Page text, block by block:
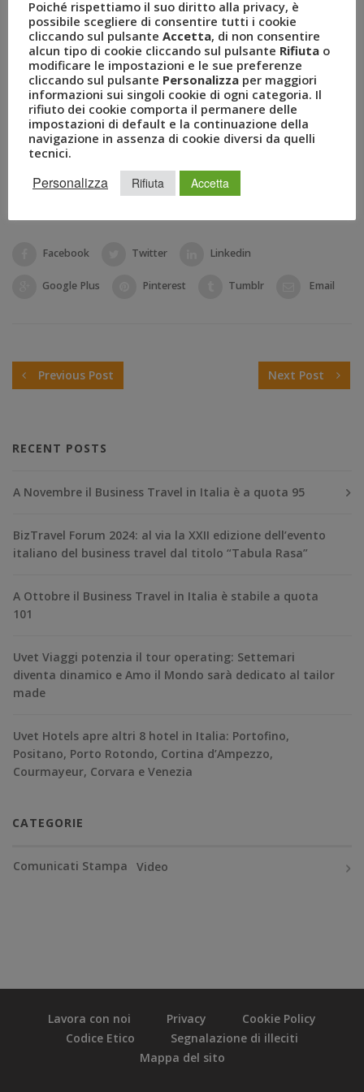
particolari. Ciò dimostra che, questa professione, genera
massima soddisfazione agli utenti e alle persone che la
svolgono convivendo, nel massimo rispetto, con i canali di
vendita più tradizionali.
Allegati
uvet_cs_pts GIUGNO - 20 giugno (803 kB)
Facebook Twitter Linkedin
Google Plus Pinterest Tumblr Email
Previous Post Next Post
RECENT POSTS
A Novembre il Business Travel in Italia è a quota 95
BizTravel Forum 2024: al via la XXII edizione dell’evento
italiano del business travel dal titolo “Tabula Rasa”
A Ottobre il Business Travel in Italia è stabile a quota
101
Uvet Viaggi potenzia il tour operating: Settemari
diventa dinamico e Amo il Mondo sarà dedicato al tailor
made
Uvet Hotels apre altri 8 hotel in Italia: Portofino,
Positano, Porto Rotondo, Cortina d’Ampezzo,
Courmayeur, Corvara e Venezia
CATEGORIE
Comunicati Stampa Video
Lavora con noi Privacy
Cookie Policy
Codice Etico
Segnalazione di illeciti
Mappa del sito
Poiché rispettiamo il suo diritto alla privacy, è
possibile scegliere di consentire tutti i cookie
cliccando sul pulsante Accetta, di non consentire
alcun tipo di cookie cliccando sul pulsante Rifiuta o
modificare le impostazioni e le sue preferenze
cliccando sul pulsante Personalizza per maggiori
informazioni sui singoli cookie di ogni categoria. Il
rifiuto dei cookie comporta il permanere delle
impostazioni di default e la continuazione della
navigazione in assenza di cookie diversi da quelli
tecnici.
Personalizza Rifiuta Accetta